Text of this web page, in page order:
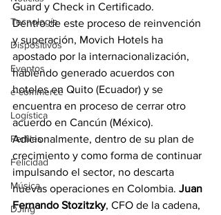
Tecnología
Dispositivos
Eventos
e-commerce
Logística
Perfiles
Felicidad
Música
DJing
Guard y Check in Certificado.
Dentro de este proceso de reinvención
y superación, Movich Hotels ha
apostado por la internacionalización,
habiendo generado acuerdos con
hoteles en Quito (Ecuador) y se
encuentra en proceso de cerrar otro
acuerdo en Cancún (México).
Adicionalmente, dentro de su plan de
crecimiento y como forma de continuar
impulsando el sector, no descarta
nuevas operaciones en Colombia. Juan
Fernando Stozitzky, CFO de la cadena,